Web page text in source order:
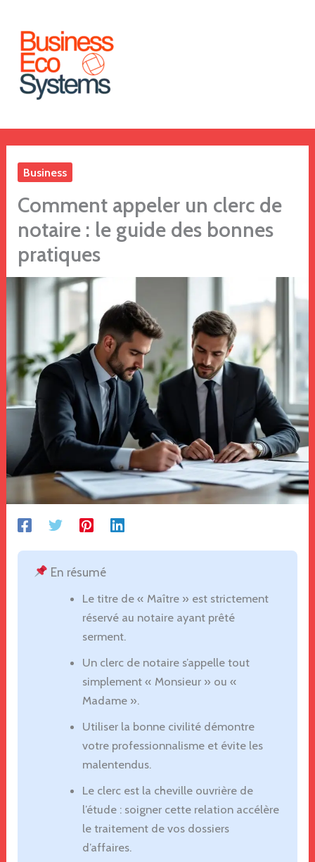
contenu
Business
Comment appeler un clerc de
notaire : le guide des bonnes
pratiques
En résumé
Le titre de « Maître » est strictement
réservé au notaire ayant prêté
serment.
Un clerc de notaire s’appelle tout
simplement « Monsieur » ou «
Madame ».
Utiliser la bonne civilité démontre
votre professionnalisme et évite les
malentendus.
Le clerc est la cheville ouvrière de
l’étude : soigner cette relation accélère
le traitement de vos dossiers
d’affaires.